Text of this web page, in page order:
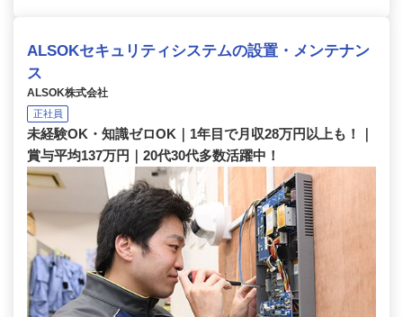
ALSOKセキュリティシステムの設置・メンテナン
ス
ALSOK株式会社
正社員
未経験OK・知識ゼロOK｜1年目で月収28万円以上も！｜
賞与平均137万円｜20代30代多数活躍中！